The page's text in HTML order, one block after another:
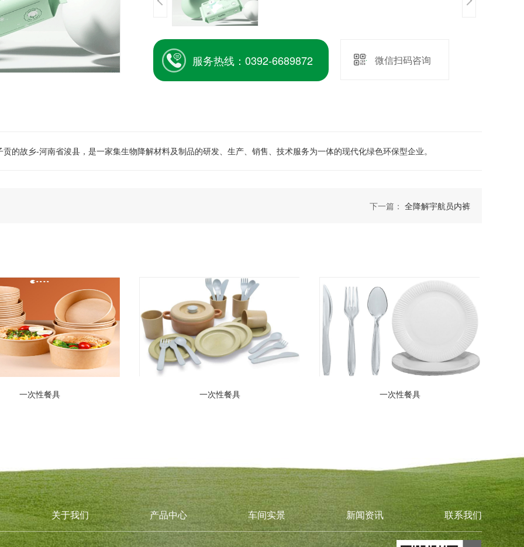
服务热线：0392-6689872 微信扫码咨询
的故乡-河南省浚县，是一家集生物降解材料及制品的研发、生产、销售、技术服务为一体的现代化绿色环保型企业。
下一篇： 全降解宇航员内裤
一次性餐具 一次性餐具 一次性餐具
关于我们 产品中心 车间实景 新闻资讯 联系我们